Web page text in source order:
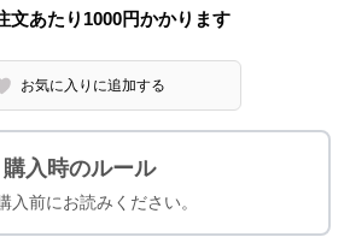
文あたり 1000円かかります
お気に入りに追加する
購入時のルール
入前にお読みください。